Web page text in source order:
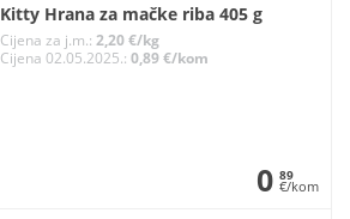
Kitty Hrana za mačke riba 405 g
Cijena za j.m.: 2,20 €/kg
Cijena 02.05.2025.: 0,89 €/kom
0 89
€/kom